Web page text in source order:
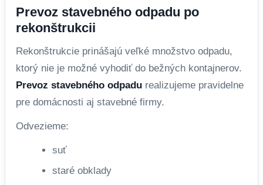
Prevoz stavebného odpadu po
rekonštrukcii
Rekonštrukcie prinášajú veľké množstvo odpadu,
ktorý nie je možné vyhodiť do bežných kontajnerov.
Prevoz stavebného odpadu realizujeme pravidelne
pre domácnosti aj stavebné firmy.
Odvezieme:
suť
staré obklady